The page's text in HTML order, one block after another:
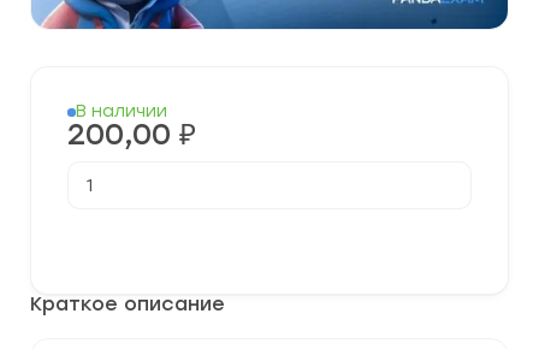
Краткое описание
В наличии
200,00 ₽
товара
Математике 9